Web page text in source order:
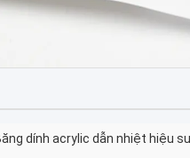
dính acrylic dẫn nhiệt hiệu